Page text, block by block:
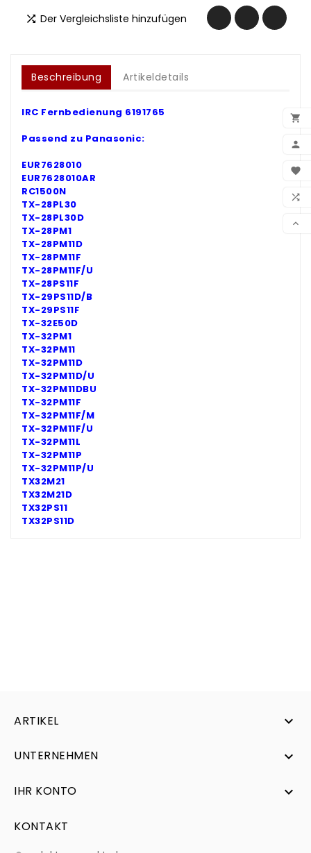





 Der Vergleichsliste hinzufügen
Beschreibung Artikeldetails
IRC Fernbedienung 6191765
Passend zu Panasonic:
EUR7628010
EUR7628010AR
RC1500N
TX-28PL30
TX-28PL30D
TX-28PM1
TX-28PM11D
TX-28PM11F
TX-28PM11F/U
TX-28PS11F
TX-29PS11D/B
TX-29PS11F
TX-32E50D
TX-32PM1
TX-32PM11
TX-32PM11D
TX-32PM11D/U
TX-32PM11DBU
TX-32PM11F
TX-32PM11F/M
TX-32PM11F/U
TX-32PM11L
TX-32PM11P
TX-32PM11P/U
TX32M21
TX32M21D
TX32PS11
TX32PS11D
ARTIKEL 
UNTERNEHMEN 
IHR KONTO 
KONTAKT